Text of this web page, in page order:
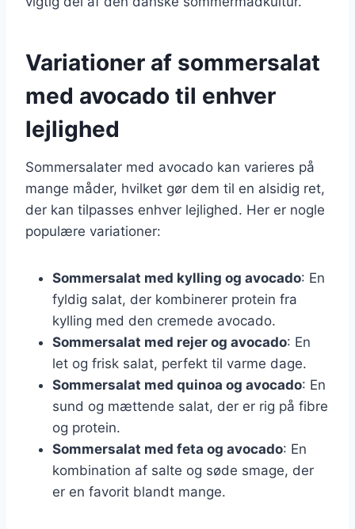
Variationer af sommersalat
med avocado til enhver
lejlighed
Sommersalater med avocado kan varieres på
mange måder, hvilket gør dem til en alsidig ret,
der kan tilpasses enhver lejlighed. Her er nogle
populære variationer:
Sommersalat med kylling og avocado: En
fyldig salat, der kombinerer protein fra
kylling med den cremede avocado.
Sommersalat med rejer og avocado: En
let og frisk salat, perfekt til varme dage.
Sommersalat med quinoa og avocado: En
sund og mættende salat, der er rig på fibre
og protein.
Sommersalat med feta og avocado: En
kombination af salte og søde smage, der
er en favorit blandt mange.